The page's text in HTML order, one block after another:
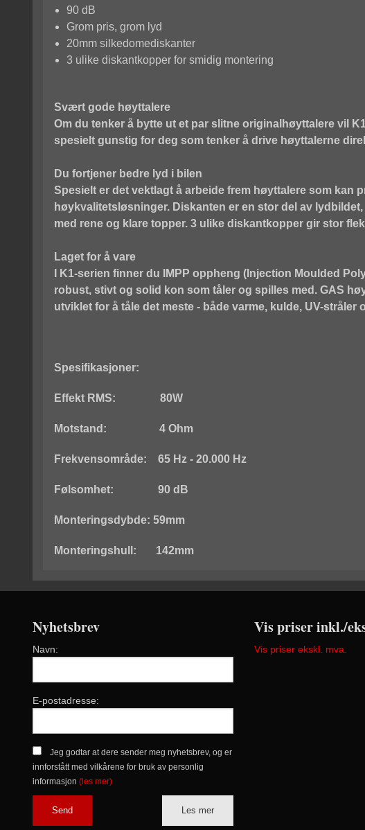
90 dB
Grom pris, grom lyd
20mm silkedomediskanter
3 ulike diskantkopper for smidig montering
Svært gode høyttalere
Om du tenker å bytte ut et par slitne originalhøyttalere vil
spesielt gunstig for deg som tenker å drive høyttalerne
Du fortjener bedre lyd i bilen
Spesielt er det vektlagt å arbeide frem høyttalere som kan
høykvalitetsløsninger. Diskanten er en stor del av
med rene og klare topper. 3 ulike diskantkopper gir stor
Laget for å vare
I K1-serien finner du IMPP oppheng (Injection Moulded
robust, stivt og solid kon som tåler og spilles med. GAS
utviklet for å tåle det meste - både varme, kulde, UV-stråler
Spesifikasjoner:
Effekt RMS: 80W
Motstand: 4 Ohm
Frekvensområde: 65 Hz - 20.000 Hz
Følsomhet: 90 dB
Monteringsdybde: 59mm
Monteringshull: 142mm
Nyhetsbrev
Navn:
E-postadresse:
Jeg godtar at dere sender meg nyhetsbrev, og er
innforstått med vilkårene for bruk av personlig
informasjon (les mer)
Les mer
Vis priser inkl./
Vis priser ekskl. mva.